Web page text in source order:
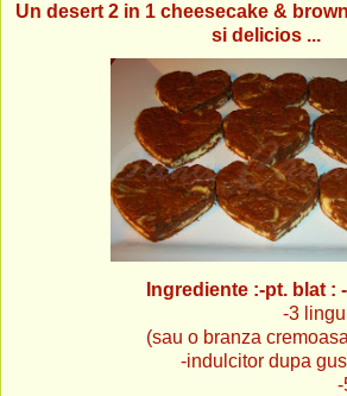
Un desert 2 in 1 cheesecake &
si delicios ...
Ingrediente :-pt. blat : -
-3 linguri iaurt
(sau o branza
-indulcitor dupa
-50 ml apa